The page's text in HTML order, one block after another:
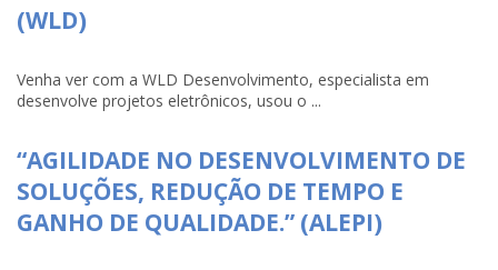
(WLD)
Venha ver com a WLD Desenvolvimento, especialista em
desenvolve projetos eletrônicos, usou o ...
“AGILIDADE NO DESENVOLVIMENTO DE
SOLUÇÕES, REDUÇÃO DE TEMPO E
GANHO DE QUALIDADE.” (ALEPI)